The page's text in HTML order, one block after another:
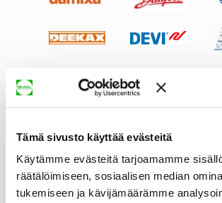
Tämä sivusto käyttää evästeitä
Käytämme evästeitä tarjoamamme
räätälöimiseen, sosiaalisen median
tukemiseen ja kävijämäärämme